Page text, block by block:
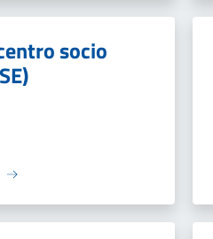
socio